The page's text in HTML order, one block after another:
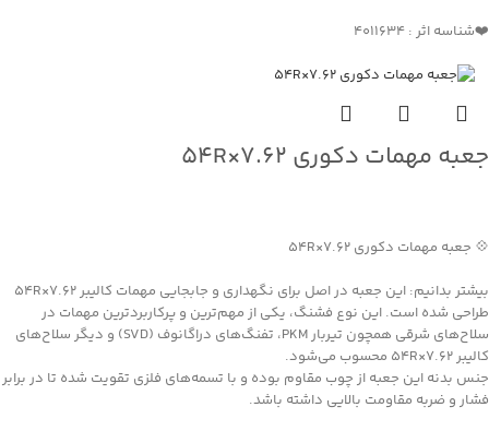
❤️شناسه اثر : 4011634
جعبه مهمات دکوری ۷.۶۲×۵۴R
💠 جعبه مهمات دکوری ۷.۶۲×۵۴R
بیشتر بدانیم: این جعبه در اصل برای نگهداری و جابجایی مهمات کالیبر ۷.۶۲×۵۴R
طراحی شده است. این نوع فشنگ، یکی از مهم‌ترین و پرکاربردترین مهمات در
سلاح‌های شرقی همچون تیربار PKM، تفنگ‌های دراگانوف (SVD) و دیگر سلاح‌های
کالیبر ۷.۶۲×۵۴R محسوب می‌شود.
جنس بدنه این جعبه از چوب مقاوم بوده و با تسمه‌های فلزی تقویت شده تا در برابر
فشار و ضربه مقاومت بالایی داشته باشد.